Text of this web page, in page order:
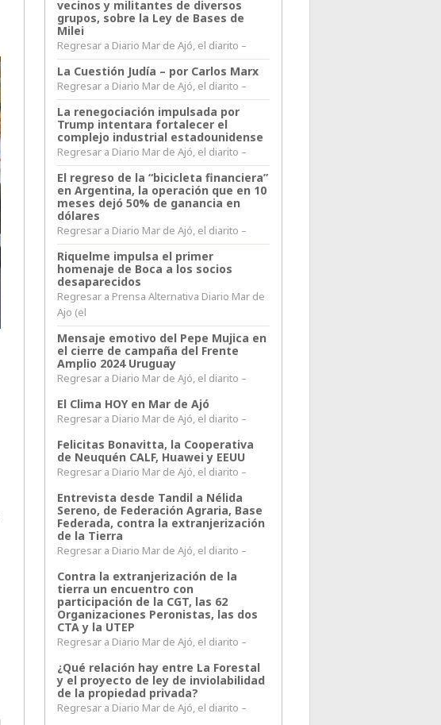
vecinos y militantes de diversos
grupos, sobre la Ley de Bases de
Milei
Regresar a Diario Mar de Ajó, el diarito –
La Cuestión Judía – por Carlos Marx
Regresar a Diario Mar de Ajó, el diarito –
La renegociación impulsada por
Trump intentara fortalecer el
complejo industrial estadounidense
Regresar a Diario Mar de Ajó, el diarito –
El regreso de la “bicicleta financiera”
en Argentina, la operación que en 10
meses dejó 50% de ganancia en
dólares
Regresar a Diario Mar de Ajó, el diarito –
Riquelme impulsa el primer
homenaje de Boca a los socios
desaparecidos
Regresar a Prensa Alternativa Diario Mar de
Ajo (el
Mensaje emotivo del Pepe Mujica en
el cierre de campaña del Frente
Amplio 2024 Uruguay
Regresar a Diario Mar de Ajó, el diarito –
El Clima HOY en Mar de Ajó
Regresar a Diario Mar de Ajó, el diarito –
Felicitas Bonavitta, la Cooperativa
de Neuquén CALF, Huawei y EEUU
Regresar a Diario Mar de Ajó, el diarito –
Entrevista desde Tandil a Nélida
Sereno, de Federación Agraria, Base
Federada, contra la extranjerización
de la Tierra
Regresar a Diario Mar de Ajó, el diarito –
Contra la extranjerización de la
tierra un encuentro con
participación de la CGT, las 62
Organizaciones Peronistas, las dos
CTA y la UTEP
Regresar a Diario Mar de Ajó, el diarito –
¿Qué relación hay entre La Forestal
y el proyecto de ley de inviolabilidad
de la propiedad privada?
Regresar a Diario Mar de Ajó, el diarito –